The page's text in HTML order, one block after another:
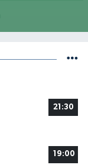
21:30
19:00